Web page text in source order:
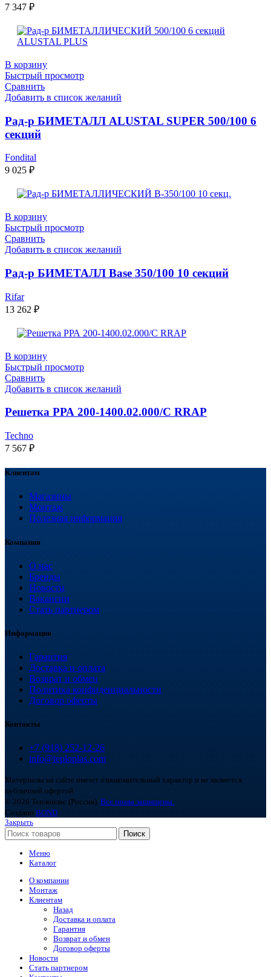
7 347 ₽
В корзину
Быстрый просмотр
Сравнить
Добавить в список желаний
Рад-р БИМЕТАЛЛ ALUSTAL SUPER 500/100 6
секций
Fondital
9 025 ₽
В корзину
Быстрый просмотр
Сравнить
Добавить в список желаний
Рад-р БИМЕТАЛЛ Base 350/100 10 секций
Rifar
13 262 ₽
В корзину
Быстрый просмотр
Сравнить
Добавить в список желаний
Решетка РРА 200-1400.02.000/С RRAP
Techno
7 567 ₽
Клиентам
Магазины
Монтаж
Полезная информация
Компания
О нас
Бренды
Новости
Вакансии
Стать партнером
Информация
Гарантия
Доставка и оплата
Возврат и обмен
Политика конфиденциальности
Договор оферты
Контакты
+7 (918) 252-12-26
info@teploplas.com
Материалы на сайте имеют ознакомительный характер и не являются
публичной офертой.
© 2026 Теплоплас (Россия). Все права защищены.
Создано BOND
Закрыть
Поиск
Меню
Каталог
О компании
Монтаж
Клиентам
Назад
Доставка и оплата
Гарантия
Возврат и обмен
Договор оферты
Новости
Стать партнером